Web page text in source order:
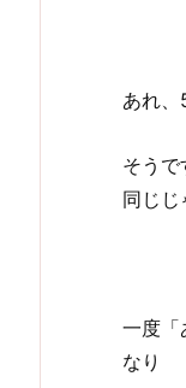
あれ
そうで
同じじ
一度「
なり